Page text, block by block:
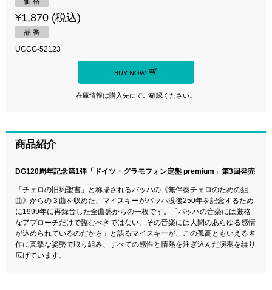
¥1,870 (税込)
品 番
UCCG-52123
BUY NOW
在庫情報は購入先にてご確認ください。
商品紹介
DG120周年記念第1弾「ドイツ・グラモフォン定盤 premium」第3回発売
「チェロの旧約聖書」と称揚されるバッハの《無伴奏チェロのための組
曲》からの３曲を収めた、マイスキーがバッハ没後250年を記念するため
に1999年に再録音した全曲盤からの一枚です。「バッハの音楽には厳格
なアプローチだけで臨むべきではない。その音楽には人間のあらゆる感情
が込められているのだから」と語るマイスキーが、この孤高ともいえる名
作に真摯な姿勢で取り組み、すべての感性と情熱を注ぎ込んだ演奏を繰り
広げています。